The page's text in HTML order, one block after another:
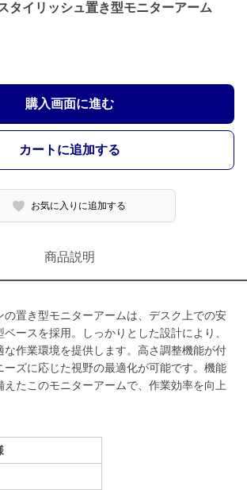
タイリッシュ置き型モニターアーム
購入画面に進む
カートに追加する
お気に入りに追加する
商品説明
の置き型モニターアームは、デスク上での安
ースを採用。しっかりとした設計により、
な作業環境を提供します。高さ調整機能が付
ーズに応じた視野の最適化が可能です。機能
えたこのモニターアームで、作業効率を向上